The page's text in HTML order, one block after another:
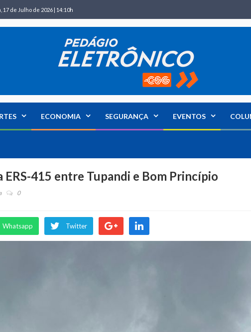
17 de Julho de 2026 | 14:10h
ECONOMIA SEGURANÇA EVENTOS
ERS-415 entre Tupandi e Bom Princípio
0
Whatsapp Twitter